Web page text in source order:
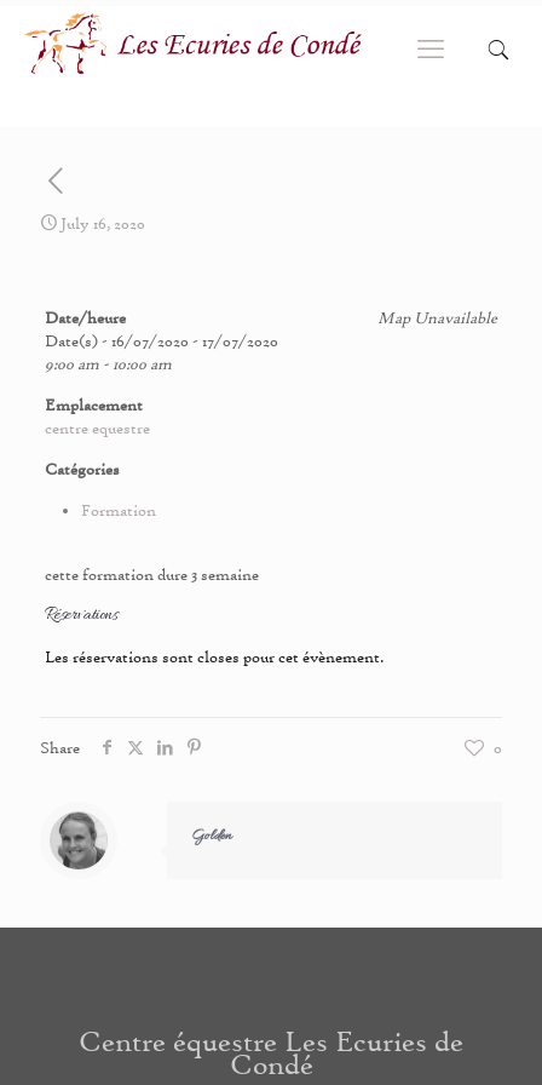
July 16, 2020
Map Unavailable
Date/heure
Date(s) - 16/07/2020 - 17/07/2020
9:00 am - 10:00 am
Emplacement
centre equestre
Catégories
Formation
cette formation dure 3 semaine
Réservations
Les réservations sont closes pour cet évènement.
Share 0
Golden
Centre équestre Les Ecuries de
Condé